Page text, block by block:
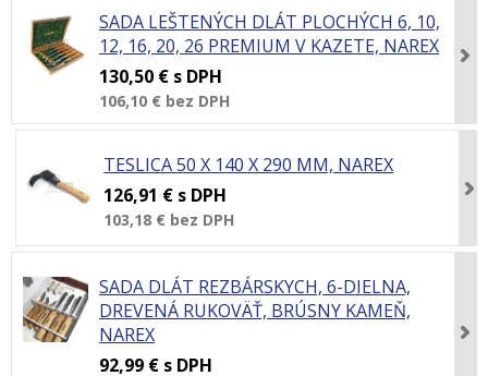
SADA LEŠTENÝCH DLÁT PLOCHÝCH 6, 10,
12, 16, 20, 26 PREMIUM V KAZETE, NAREX
130,50 € s DPH
106,10 € bez DPH
TESLICA 50 X 140 X 290 MM, NAREX
126,91 € s DPH
103,18 € bez DPH
SADA DLÁT REZBÁRSKYCH, 6-DIELNA,
DREVENÁ RUKOVÄŤ, BRÚSNY KAMEŇ,
NAREX
92,99 € s DPH